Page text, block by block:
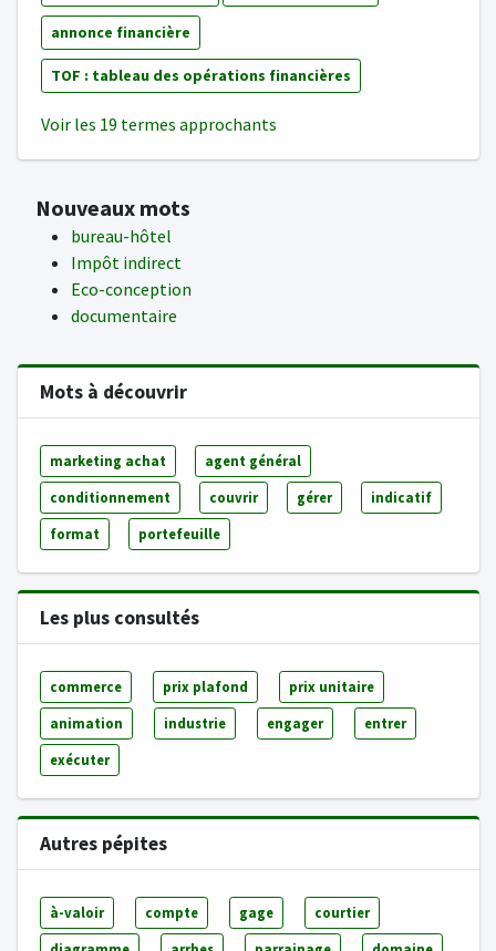
annonce financière
TOF : tableau des opérations financières
Voir les 19 termes approchants
Nouveaux mots
bureau-hôtel
Impôt indirect
Eco-conception
documentaire
Mots à découvrir
marketing achat agent général
conditionnement couvrir gérer indicatif
format portefeuille
Les plus consultés
commerce prix plafond prix unitaire
animation industrie engager entrer
exécuter
Autres pépites
à-valoir compte gage courtier